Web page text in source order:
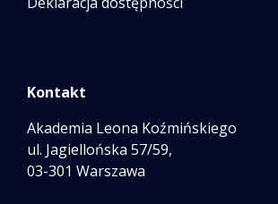
Kontakt
Akademia Leona Koźmińskiego
ul. Jagiellońska 57/59,
03-301 Warszawa